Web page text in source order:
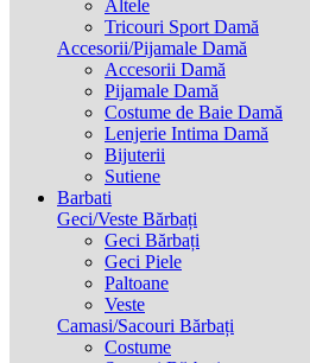
Altele
Tricouri Sport Damă
Accesorii/Pijamale Damă
Accesorii Damă
Pijamale Damă
Costume de Baie Damă
Lenjerie Intima Damă
Bijuterii
Sutiene
Barbati
Geci/Veste Bărbați
Geci Bărbați
Geci Piele
Paltoane
Veste
Camasi/Sacouri Bărbați
Costume